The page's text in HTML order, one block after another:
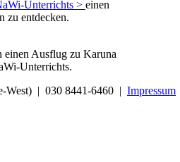
Unterrichts > einen
zu entdecken.
einen Ausflug zu Karuna
Unterrichts.
West) | 030 8441-6460 | Impressum